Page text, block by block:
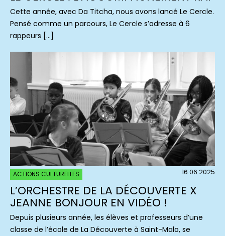
Cette année, avec Da Titcha, nous avons lancé Le Cercle.
Pensé comme un parcours, Le Cercle s’adresse à 6
rappeurs […]
ACTIONS CULTURELLES 16.06.2025
L’ORCHESTRE DE LA DÉCOUVERTE X
JEANNE BONJOUR EN VIDÉO !
Depuis plusieurs année, les élèves et professeurs d’une
classe de l’école de La Découverte à Saint-Malo, se